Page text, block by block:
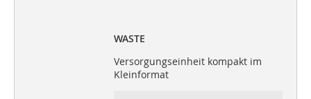
WASTE
Versorgungseinheit kompakt im
Kleinformat